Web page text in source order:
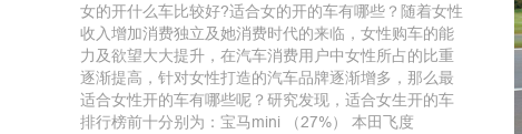
女的开什么车比较好?适合女的开的车有哪些？随着女性
收入增加消费独立及她消费时代的来临，女性购车的能
力及欲望大大提升，在汽车消费用户中女性所占的比重
逐渐提高，针对女性打造的汽车品牌逐渐增多，那么最
适合女性开的车有哪些呢？研究发现，适合女生开的车
排行榜前十分别为：宝马mini （27%） 本田飞度